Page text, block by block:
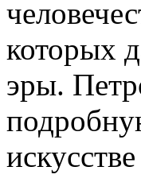
которых
эры.